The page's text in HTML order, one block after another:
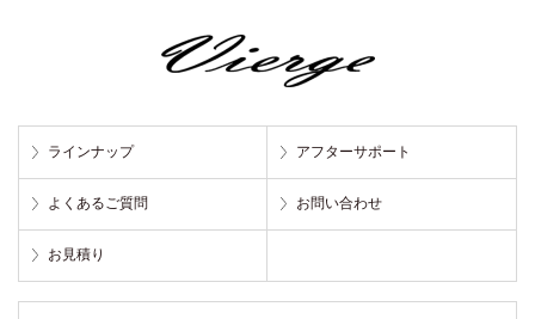
ラインナップ アフターサポート
よくあるご質問 お問い合わせ
お見積り